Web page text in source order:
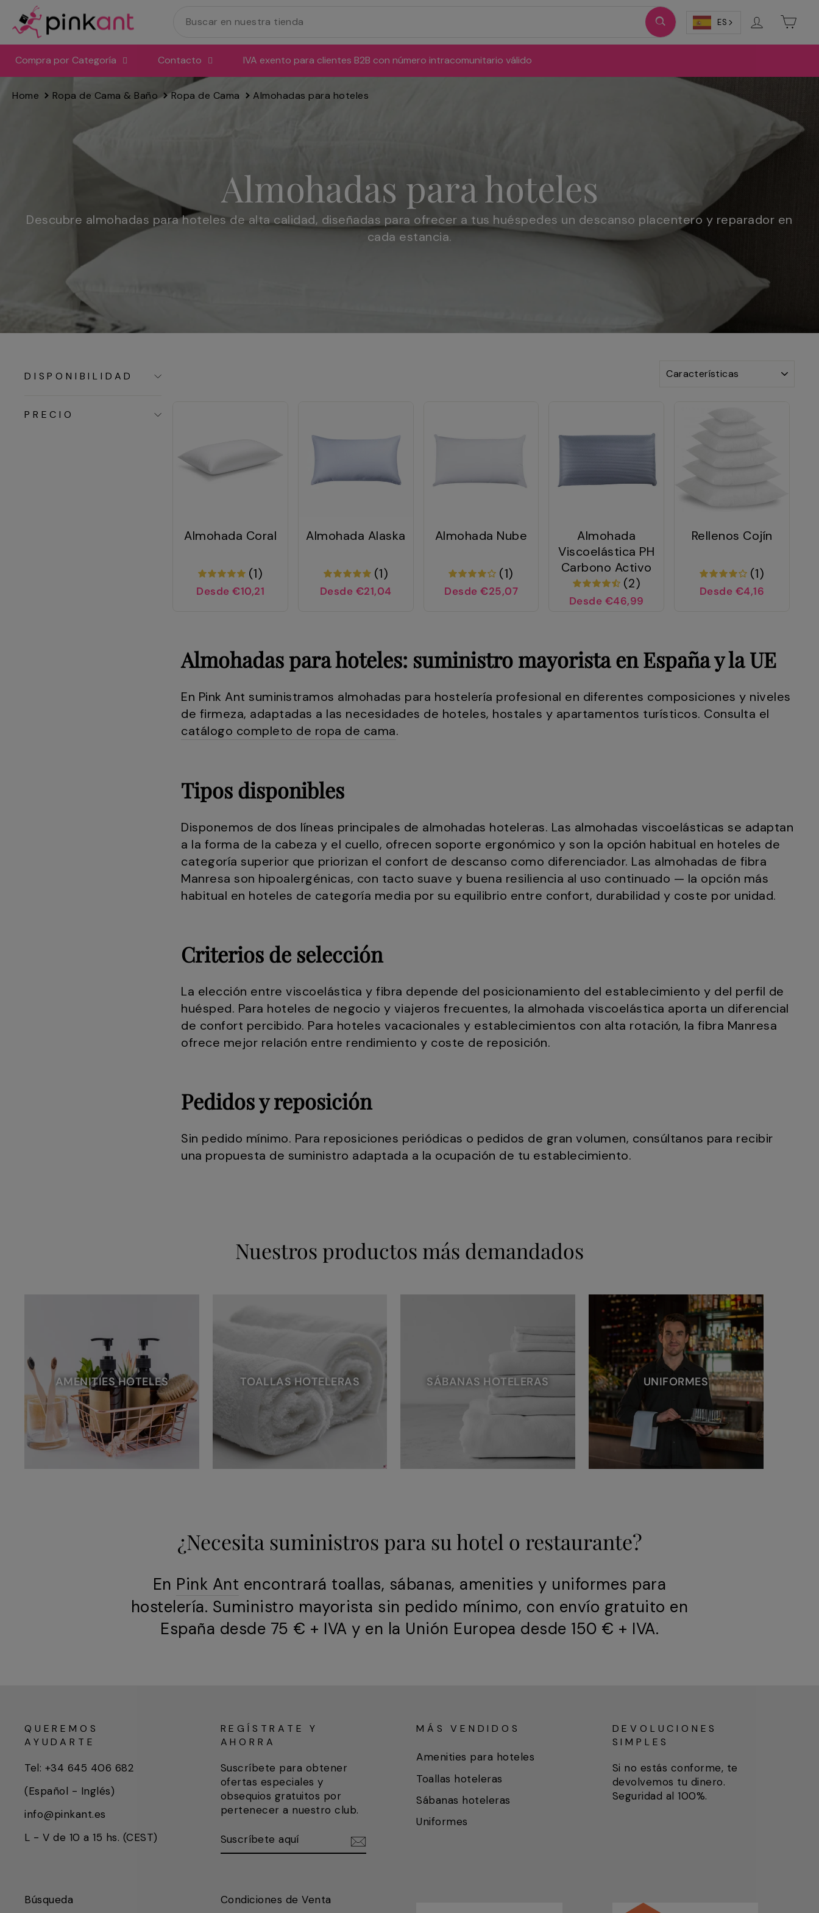
directamente
al
contenido
ES Ingresar
Compra por Categoría Contacto IVA exento para clientes B2B con número intracomunitario válido
Home Ropa de Cama & Baño Ropa de Cama Almohadas para hoteles
Almohadas para hoteles
Descubre almohadas para hoteles de alta calidad, diseñadas para ofrecer a tus huéspedes un descanso placentero y reparador en
cada estancia.
DISPONIBILIDAD
PRECIO
Almohada Coral
(1)
Desde €10,21
Almohada Alaska
(1)
Desde €21,04
Almohada Nube
(1)
Desde €25,07
Almohada
Viscoelástica PH
Carbono Activo
(2)
Desde €46,99
Rellenos Cojín
(1)
Desde €4,16
Almohadas para hoteles: suministro mayorista en España y la UE
En Pink Ant suministramos almohadas para hostelería profesional en diferentes composiciones y niveles
de firmeza, adaptadas a las necesidades de hoteles, hostales y apartamentos turísticos. Consulta el
catálogo completo de ropa de cama.
Tipos disponibles
Disponemos de dos líneas principales de almohadas hoteleras. Las almohadas viscoelásticas se adaptan
a la forma de la cabeza y el cuello, ofrecen soporte ergonómico y son la opción habitual en hoteles de
categoría superior que priorizan el confort de descanso como diferenciador. Las almohadas de fibra
Manresa son hipoalergénicas, con tacto suave y buena resiliencia al uso continuado — la opción más
habitual en hoteles de categoría media por su equilibrio entre confort, durabilidad y coste por unidad.
Criterios de selección
La elección entre viscoelástica y fibra depende del posicionamiento del establecimiento y del perfil de
huésped. Para hoteles de negocio y viajeros frecuentes, la almohada viscoelástica aporta un diferencial
de confort percibido. Para hoteles vacacionales y establecimientos con alta rotación, la fibra Manresa
ofrece mejor relación entre rendimiento y coste de reposición.
Pedidos y reposición
Sin pedido mínimo. Para reposiciones periódicas o pedidos de gran volumen, consúltanos para recibir
una propuesta de suministro adaptada a la ocupación de tu establecimiento.
Nuestros productos más demandados
AMENITIES HOTELES TOALLAS HOTELERAS SÁBANAS HOTELERAS UNIFORMES
¿Necesita suministros para su hotel o restaurante?
En Pink Ant encontrará toallas, sábanas, amenities y uniformes para
hostelería. Suministro mayorista sin pedido mínimo, con envío gratuito en
España desde 75 € + IVA y en la Unión Europea desde 150 € + IVA.
QUEREMOS
AYUDARTE
Tel: +34 645 406 682
(Español - Inglés)
info@pinkant.es
L - V de 10 a 15 hs. (CEST)
REGÍSTRATE Y
AHORRA
Suscríbete para obtener
ofertas especiales y
obsequios gratuitos por
pertenecer a nuestro club.
AQUÍ
MÁS VENDIDOS
Amenities para hoteles
Toallas hoteleras
Sábanas hoteleras
Uniformes
DEVOLUCIONES
SIMPLES
Si no estás conforme, te
devolvemos tu dinero.
Seguridad al 100%.
Búsqueda Condiciones de Venta